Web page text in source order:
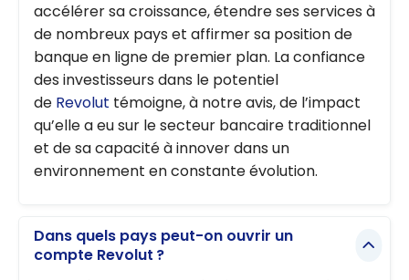
accélérer sa croissance, étendre ses services à
de nombreux pays et affirmer sa position de
banque en ligne de premier plan. La confiance
des investisseurs dans le potentiel
de Revolut témoigne, à notre avis, de l’impact
qu’elle a eu sur le secteur bancaire traditionnel
et de sa capacité à innover dans un
environnement en constante évolution.
Dans quels pays peut-on ouvrir un
compte Revolut ?